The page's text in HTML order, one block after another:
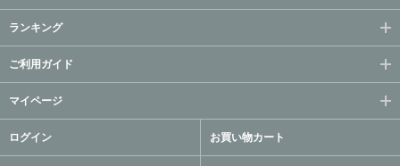
ランキング
ご利用ガイド
マイページ
ログイン お買い物カート